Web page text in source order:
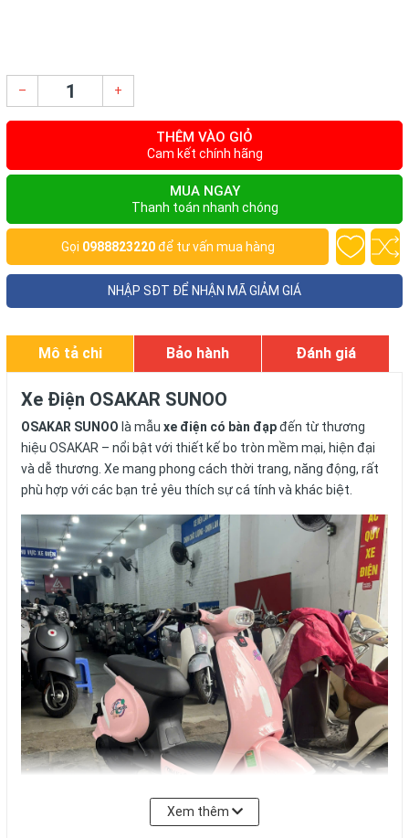
– +
THÊM VÀO GIỎ
Cam kết chính hãng
Thanh toán nhanh chóng
NHẬP SĐT ĐỂ NHẬN MÃ GIẢM GIÁ
Mô tả chi
tiết
Bảo hành Đánh giá
Xe Điện OSAKAR SUNOO
OSAKAR SUNOOlà mẫu xe điện có bàn đạp
đến từ thương
hiệu OSAKAR – nổi bật với thiết kế bo tròn mềm mại, hiện đại
và dễ thương. Xe mang phong cách thời trang, năng động, rất
phù hợp với các bạn trẻ yêu thích sự cá tính và khác biệt.